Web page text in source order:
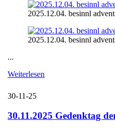
2025.12.04. besinnl
2025.12.04. besinnl
...
Weiterlesen
30-11-25
30.11.2025 Gedenktag